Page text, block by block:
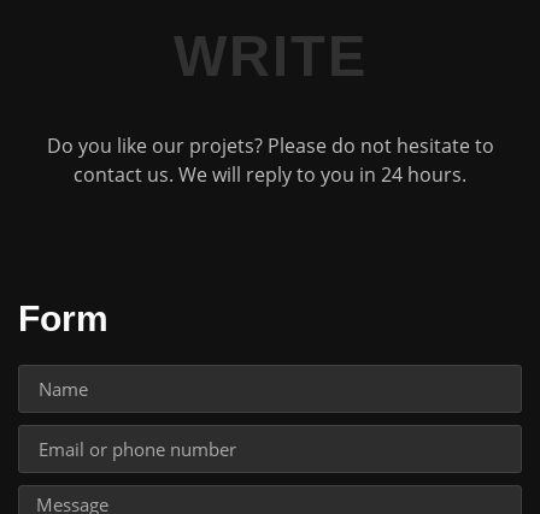
WRITE
Do you like our projets? Please do not hesitate to
contact us. We will reply to you in 24 hours.
Form